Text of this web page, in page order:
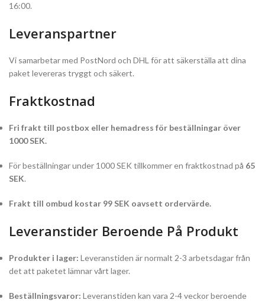
16:00.
Leveranspartner
Vi samarbetar med PostNord och DHL för att säkerställa att dina
paket levereras tryggt och säkert.
Fraktkostnad
Fri frakt till postbox eller hemadress för beställningar över
1000 SEK.
För beställningar under 1000 SEK tillkommer en fraktkostnad på 65
SEK.
Frakt till ombud kostar 99 SEK oavsett ordervärde.
Leveranstider Beroende På Produkt
Produkter i lager: Leveranstiden är normalt 2-3 arbetsdagar från
det att paketet lämnar vårt lager.
Beställningsvaror: Leveranstiden kan vara 2-4 veckor beroende